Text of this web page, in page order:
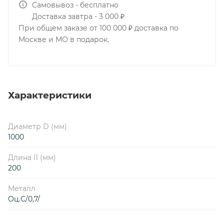
Самовывоз - бесплатно
Доставка завтра - 3 000 ₽
При общем заказе от 100 000 ₽ доставка по
Москве и МО в подарок.
Характеристики
Диаметр D (мм)
1000
Длина l1 (мм)
200
Металл
Оц.С/0,7/